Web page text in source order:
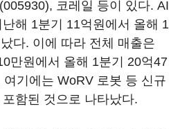
, 코레일 등이 있다. AI
해 1분기 11억원에서 올해 1
다. 이에 따라 전체 매출은
만원에서 올해 1분기 20억47
기에는 WoRV 로봇 등 신규
함된 것으로 나타났다.